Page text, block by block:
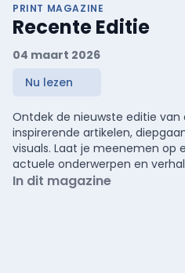
PRINT MAGAZINE
Recente Editie
04 maart 2026
Nu lezen
Ontdek de nieuwste editie van
inspirerende artikelen,
visuals. Laat je meenemen op
actuele onderwerpen en
In dit magazine